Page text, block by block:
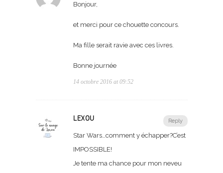
Bonjour,
et merci pour ce chouette concours.
Ma fille serait ravie avec ces livres.
Bonne journée
14 octobre 2016 at 09:52
Reply
LEXOU
Star Wars…comment y échapper?C’est
IMPOSSIBLE!
Je tente ma chance pour mon neveu